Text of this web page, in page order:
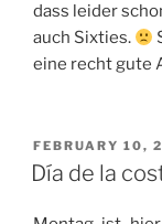
dass leider
auch Sixties.
eine recht gute
POSTED
ON
FEBRUARY 10,
Día de la